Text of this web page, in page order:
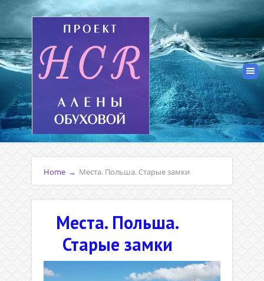
Home → Места. Польша. Старые замки
Места. Польша.
Старые замки